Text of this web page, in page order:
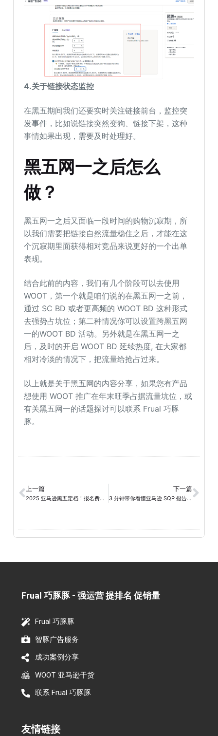
4.关于链接状态监控
在黑五期间我们还要实时关注链接前台，监控突
发事件，比如说链接突然变狗、链接下架，这种
事情如果出现，需要及时处理好。
黑五网一之后怎么
做？
黑五网一之后又面临一段时间的购物沉寂期，所
以我们需要把链接自然流量稳住之后，才能在这
个沉寂期里面获得相对竞品来说更好的一个出单
表现。
结合此前的内容，我们有几个阶段可以去使用
WOOT，第一个就是咱们说的在黑五网一之前，
通过 SC BD 或者更高频的 WOOT BD 这种形式
去强势占坑位；第二种情况你可以设置跨黑五网
一的WOOT BD 活动。另外就是在黑五网一之
后，及时的开启 WOOT BD 延续热度, 在大家都
相对冷淡的情况下，把流量给抢占过来。
以上就是关于黑五网的内容分享，如果您有产品
想使用 WOOT 推广在年末旺季占据流量坑位，或
有关黑五网一的话题探讨可以联系 Frual 巧豚
豚。
上一篇
2025 亚马逊黑五定档！报名费翻倍、广告再加税，卖家如何降本增效？
下一篇
3 分钟带你看懂亚马逊 SQP 报告，快速找出高转化关键词！
Frual 巧豚豚 - 强运营 提排名 促销量​
Frual 巧豚豚
智豚广告服务
成功案例分享
WOOT 亚马逊干货
联系 Frual 巧豚豚
友情链接